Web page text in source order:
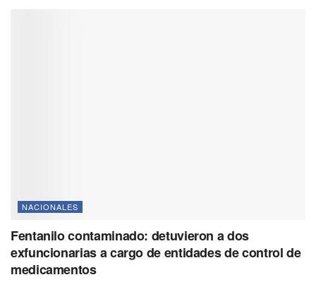
NACIONALES
Fentanilo contaminado: detuvieron a dos
exfuncionarias a cargo de entidades de control de
medicamentos